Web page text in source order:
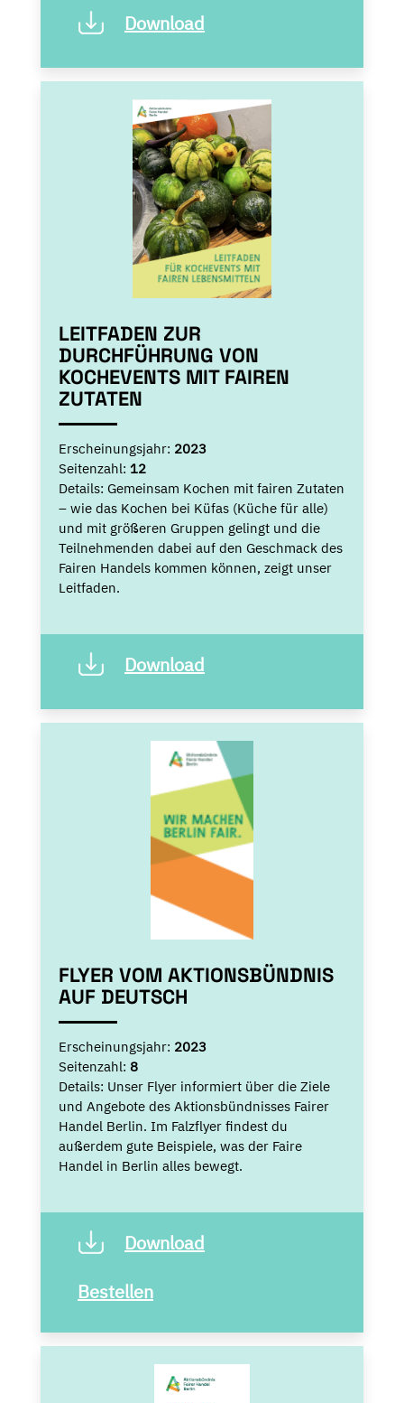
Download
LEITFADEN ZUR
DURCHFÜHRUNG VON
KOCHEVENTS MIT FAIREN
ZUTATEN
Erscheinungsjahr: 2023
Seitenzahl: 12
Details: Gemeinsam Kochen mit fairen Zutaten
– wie das Kochen bei Küfas (Küche für alle)
und mit größeren Gruppen gelingt und die
Teilnehmenden dabei auf den Geschmack des
Fairen Handels kommen können, zeigt unser
Leitfaden.
Download
FLYER VOM AKTIONSBÜNDNIS
AUF DEUTSCH
Erscheinungsjahr: 2023
Seitenzahl: 8
Details: Unser Flyer informiert über die Ziele
und Angebote des Aktionsbündnisses Fairer
Handel Berlin. Im Falzflyer findest du
außerdem gute Beispiele, was der Faire
Handel in Berlin alles bewegt.
Download
Bestellen